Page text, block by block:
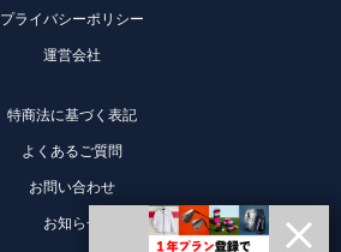
プライバシーポリシー
運営会社
特商法に基づく表記
よくあるご質問
お問い合わせ
お知らせ